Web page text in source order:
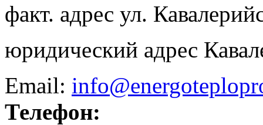
факт. адрес ул.
юридический адрес
Email:
Телефон: